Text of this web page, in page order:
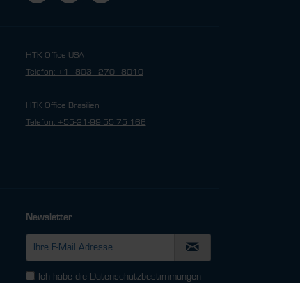
HTK Office USA
Telefon: +1 - 803 - 270 - 8010
HTK Office Brasilien
Telefon: +55-21-99 55 75 166
Newsletter
Ich habe die Datenschutzbestimmungen